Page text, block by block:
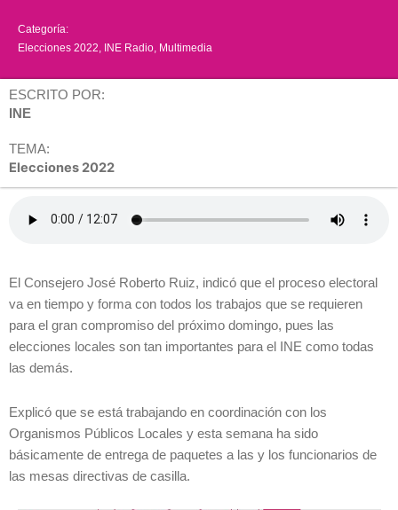
Categoría:
Elecciones 2022 INE Radio Multimedia
ESCRITO POR:
INE
TEMA:
Elecciones 2022
El Consejero José Roberto Ruiz, indicó que el proceso electoral
va en tiempo y forma con todos los trabajos que se requieren
para el gran compromiso del próximo domingo, pues las
elecciones locales son tan importantes para el INE como todas
las demás.
Explicó que se está trabajando en coordinación con los
Organismos Públicos Locales y esta semana ha sido
básicamente de entrega de paquetes a las y los funcionarios de
las mesas directivas de casilla.